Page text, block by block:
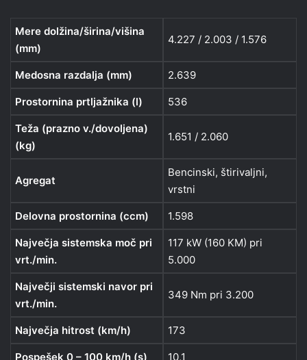
Mere dolžina/širina/višina
(mm)
4.227 / 2.003 / 1.576
Medosna razdalja (mm) 2.639
Prostornina prtljažnika (l) 536
Teža (prazno v./dovoljena)
(kg)
1.651 / 2.060
Agregat
Bencinski, štirivaljni,
vrstni
Delovna prostornina (ccm) 1.598
Največja sistemska moč pri
vrt./min.
117 kW (160 KM) pri
5.000
Največji sistemski navor pri
vrt./min.
349 Nm pri 3.200
Največja hitrost (km/h) 173
Pospešek 0 – 100 km/h (s) 10,1